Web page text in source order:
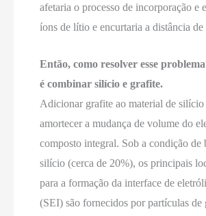
afetaria o processo de incorporação e
íons de lítio e encurtaria a distância de
Então, como resolver esse
é combinar silício e grafite.
Adicionar grafite ao material de silício
amortecer a mudança de volume do
composto integral. Sob a condição de
silício (cerca de 20%), os principais
para a formação da interface de
(SEI) são fornecidos por partículas de